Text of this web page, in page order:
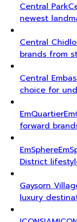
Central Park
newest
Central
brands from
Central
choice for
EmQuartier
forward
EmSphere
District
Gaysorn
luxury